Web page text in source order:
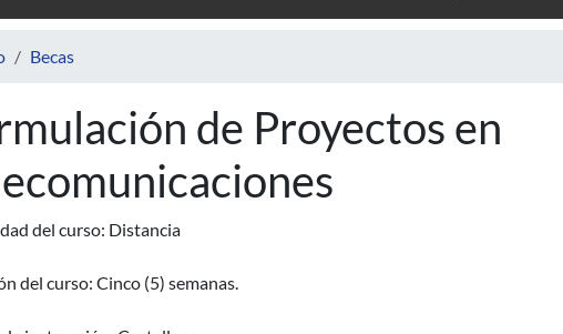
Becas
de Proyectos en
del curso: Distancia
del curso: Cinco (5) semanas.